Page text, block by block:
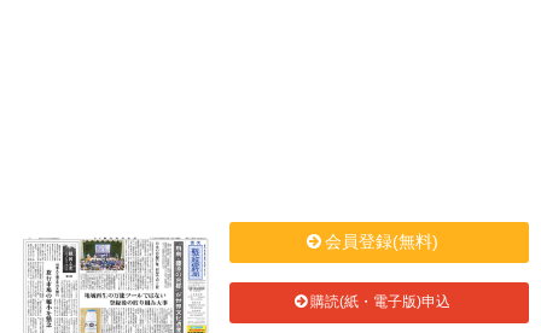
会員登録(無料)
購読(紙・電子版)申込